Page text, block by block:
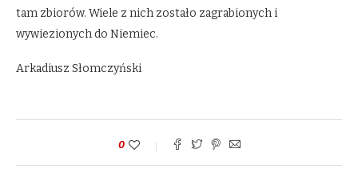
tam zbiorów. Wiele z nich zostało zagrabionych i
wywiezionych do Niemiec.
Arkadiusz Słomczyński
0